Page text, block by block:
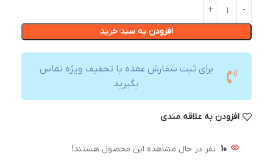
افزودن به سبد خرید
برای ثبت سفارش عمده با تخفیف ویژه تماس
بگیرید
افزودن به علاقه مندی
10 نفر در حال مشاهده این محصول هستند!